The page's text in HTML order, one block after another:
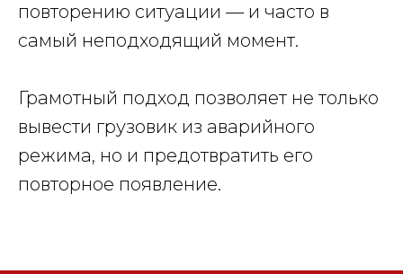
повторению ситуации — и часто в
самый неподходящий момент.
Грамотный подход позволяет не только
вывести грузовик из аварийного
режима, но и предотвратить его
повторное появление.